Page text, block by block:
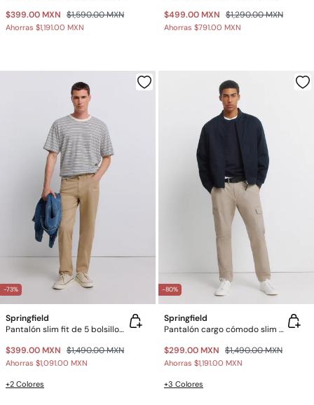
$399.00 MXN $1,590.00 MXN
Ahorras $1,191.00 MXN
$499.00 MXN $1,290.00 MXN
Ahorras $791.00 MXN
-73%
Springfield
Pantalón slim fit de 5 bolsillos lavado
$399.00 MXN $1,490.00 MXN
Ahorras $1,091.00 MXN
+2 Colores
-80%
Springfield
Pantalón cargo cómodo slim fit
$299.00 MXN $1,490.00 MXN
Ahorras $1,191.00 MXN
+3 Colores